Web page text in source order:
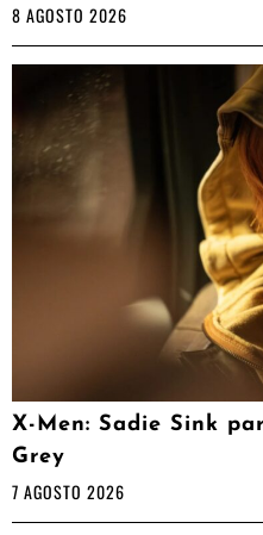
8 AGOSTO 2026
X-Men: Sadie Sink
Grey
7 AGOSTO 2026